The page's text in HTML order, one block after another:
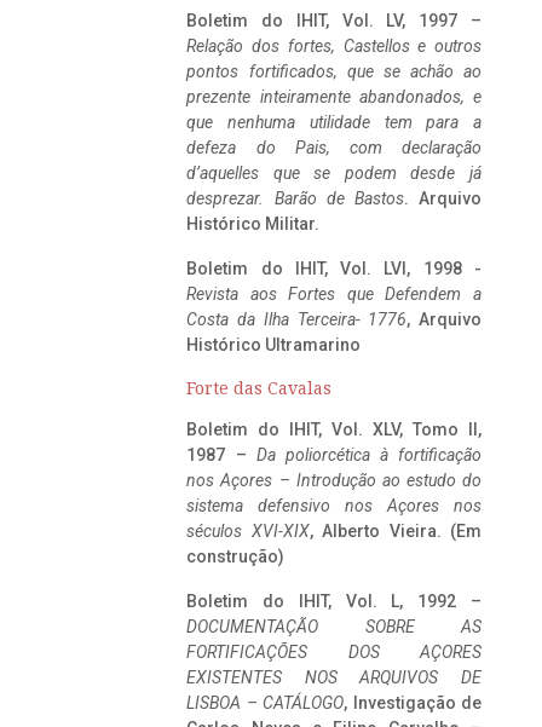
Boletim do IHIT, Vol. LV, 1997 –
Relação dos fortes, Castellos e outros
pontos fortificados, que se achão ao
prezente inteiramente abandonados, e
que nenhuma utilidade tem para a
defeza do Pais, com declaração
d’aquelles que se podem desde já
desprezar. Barão de Bastos. Arquivo
Histórico Militar.
Boletim do IHIT, Vol. LVI, 1998 -
Revista aos Fortes que Defendem a
Costa da Ilha Terceira- 1776, Arquivo
Histórico Ultramarino
Forte das Cavalas
Boletim do IHIT, Vol. XLV, Tomo II,
1987 – Da poliorcética à fortificação
nos Açores – Introdução ao estudo do
sistema defensivo nos Açores nos
séculos XVI-XIX, Alberto Vieira. (Em
construção)
Boletim do IHIT, Vol. L, 1992 –
DOCUMENTAÇÃO SOBRE AS
FORTIFICAÇÕES DOS AÇORES
EXISTENTES NOS ARQUIVOS DE
LISBOA – CATÁLOGO, Investigação de